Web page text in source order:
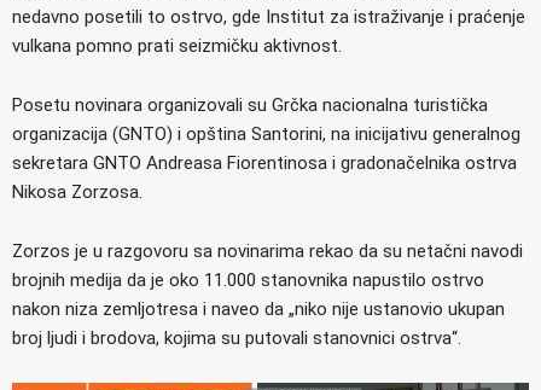
nedavno posetili to ostrvo, gde Institut za istraživanje i praćenje
vulkana pomno prati seizmičku aktivnost.
Posetu novinara organizovali su Grčka nacionalna turistička
organizacija (GNTO) i opština Santorini, na inicijativu generalnog
sekretara GNTO Andreasa Fiorentinosa i gradonačelnika ostrva
Nikosa Zorzosa.
Zorzos je u razgovoru sa novinarima rekao da su netačni navodi
brojnih medija da je oko 11.000 stanovnika napustilo ostrvo
nakon niza zemljotresa i naveo da „niko nije ustanovio ukupan
broj ljudi i brodova, kojima su putovali stanovnici ostrva“.